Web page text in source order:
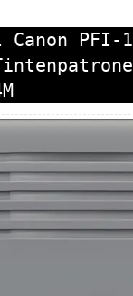
Canon PFI-